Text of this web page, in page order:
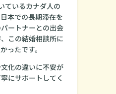
ているカナダ人の
本での長期滞在を
ートナーとの出会
この結婚相談所に
ったです。
化の違いに不安が
にサポートしてく